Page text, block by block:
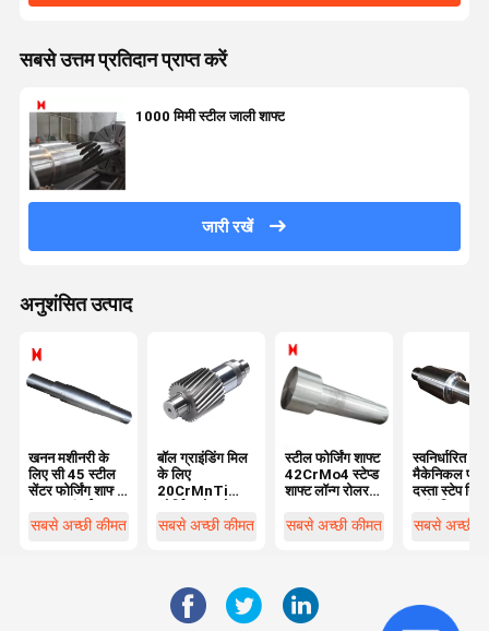
सबसे उत्तम प्रतिदान प्राप्त करें
1000 मिमी स्टील जाली शाफ्ट
जारी रखें
अनुशंसित उत्पाद
खनन मशीनरी के
लिए सी 45 स्टील
सेंटर फोर्जिंग शाफ्ट
सबसे अच्छी कीमत
बॉल ग्राइंडिंग मिल
के लिए
20CrMnTi
स्टील दस्ता ब्लैक
सबसे अच्छी कीमत
स्टील फोर्जिंग शाफ्ट
42CrMo4 स्टेप्ड
शाफ्ट लॉन्ग रोलर
सबसे अच्छी कीमत
स्वनिर्धारित
मैकेनिकल
दस्ता स्टेप गियर
दस्ता
सबसे अच्छी